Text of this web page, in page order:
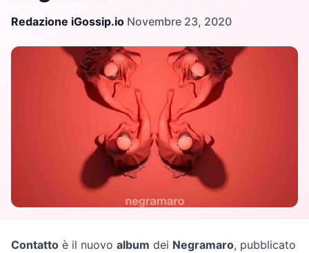
Redazione iGossip.io·Novembre 23, 2020
Contatto è il nuovo album dei Negramaro, pubblicato